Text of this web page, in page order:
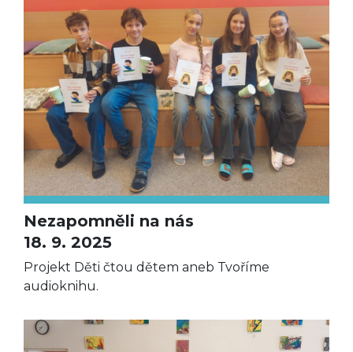
Nezapomněli na nás
18. 9. 2025
Projekt Děti čtou dětem aneb Tvoříme
audioknihu.